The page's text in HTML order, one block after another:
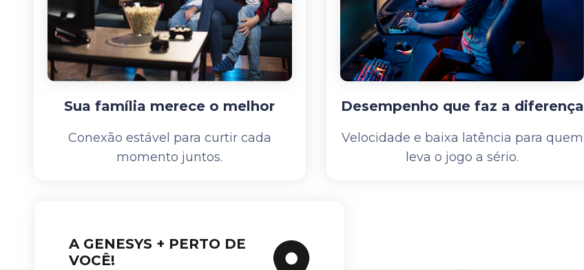
Sua família merece o melhor
Conexão estável para curtir cada
momento juntos.
Desempenho que faz a diferença
Velocidade e baixa latência para quem
leva o jogo a sério.
A GENESYS + PERTO DE
VOCÊ!